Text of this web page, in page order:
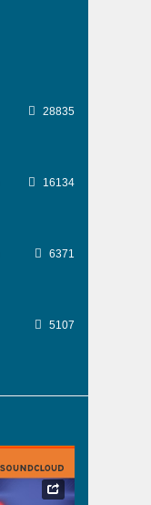
28835
16134
6371
5107